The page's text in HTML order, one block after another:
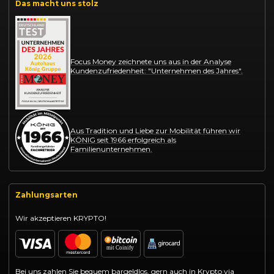
Das macht uns stolz
Focus Money zeichnete uns aus in der Analyse
Kundenzufriedenheit: "Unternehmen des Jahres".
Aus Tradition und Liebe zur Mobilität führen wir
KÖNIG seit 1966 erfolgreich als
Familienunternehmen.
Zahlungsarten
Wir akzeptieren KRYPTO!
Bei uns zahlen Sie bequem bargeldlos, gern auch in Krypto via